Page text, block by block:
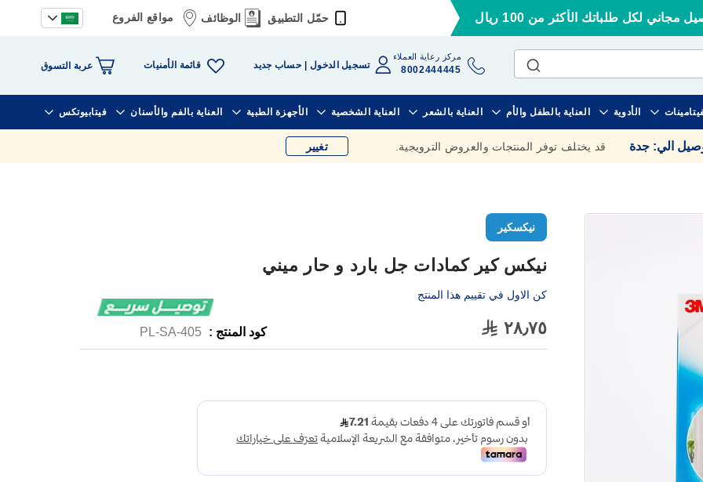
مجاني لكل طلباتك الأكثر من 100 ريال حمّل التطبيق الوظائف مواقع الفروع
مركز رعاية العملاء
8002444445 تسجيل الدخول حساب جديد قائمة الأمنيات عربة التسوق
الأدوية العناية بالطفل والأم العناية بالشعر العناية الشخصية الأجهزة الطبية العناية بالفم والأسنان فيتابيوتكس
الي: جدة قد يختلف توفر المنتجات والعروض الترويجية. تغيير
نيكسكير
نيكس كير كمادات جل بارد و حار ميني
كن الاول في تقييم هذا المنتج
٢٨٫٧٥ كود المنتج : PL-SA-405